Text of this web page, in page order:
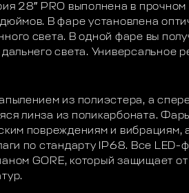
28″ PRO выполнена в
В фаре установлена
света. В одной фаре вы
света. Универсальное
из полиэстера, а
линза из поликарбоната.
повреждениям и вибрациям,
по стандарту IP68. Все
GORE, который защищает